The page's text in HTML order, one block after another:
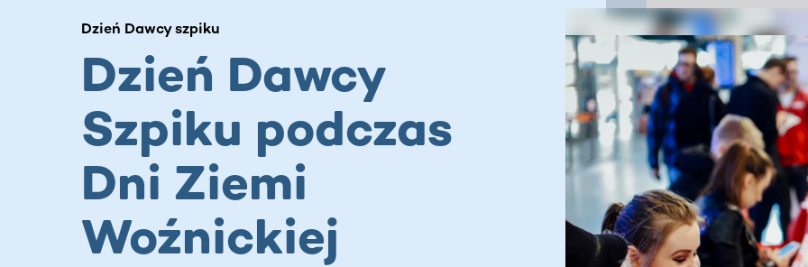
Dzień Dawcy szpiku
Dzień Dawcy
Szpiku podczas
Dni Ziemi
Woźnickiej